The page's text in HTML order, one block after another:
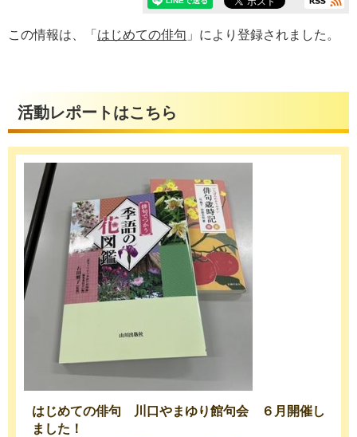
この情報は、「 はじめての俳句 」により登録されました。
活動レポートはこちら
はじめての俳句 川口やまゆり館句会 ６月開催し
ました！